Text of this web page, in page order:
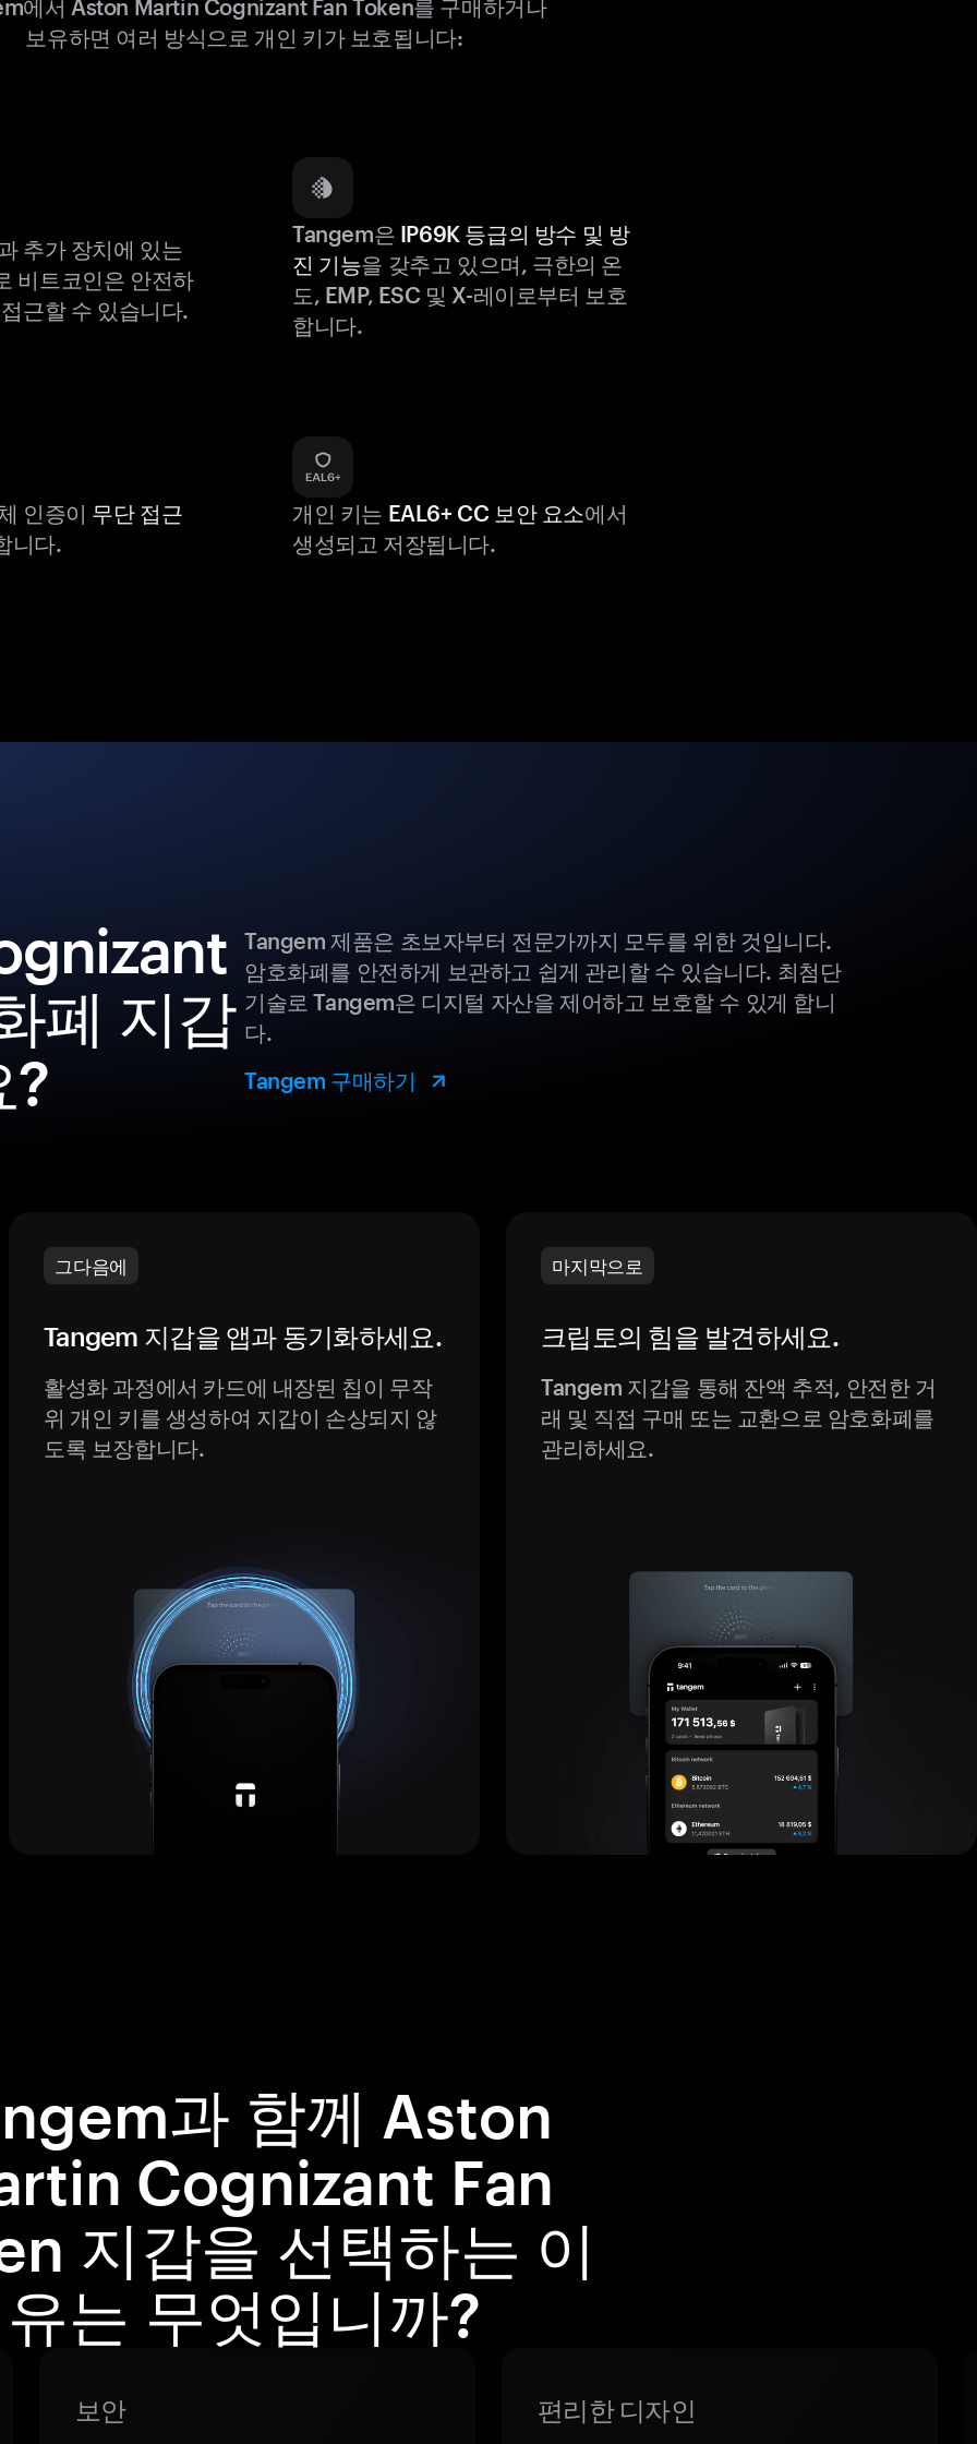
에서 Aston Martin Cognizant Fan Token를 구매하거나
보유하면 여러 방식으로 개인 키가 보호됩니다:
추가 장치에 있는
비트코인은 안전하
근할 수 있습니다.
Tangem은 IP69K 등급의 방수 및 방
진 기능을 갖추고 있으며, 극한의 온
도, EMP, ESC 및 X-레이로부터 보호
합니다.
인증이 무단 접근
니다.
개인 키는 EAL6+ CC 보안 요소에서
생성되고 저장됩니다.
폐 지갑
?
Tangem 제품은 초보자부터 전문가까지 모두를 위한 것입니다.
암호화폐를 안전하게 보관하고 쉽게 관리할 수 있습니다. 최첨단
기술로 Tangem은 디지털 자산을 제어하고 보호할 수 있게 합니
다.
Tangem 구매하기
그다음에
Tangem 지갑을 앱과 동기화하세요.
활성화 과정에서 카드에 내장된 칩이 무작
위 개인 키를 생성하여 지갑이 손상되지 않
도록 보장합니다.
마지막으로
크립토의 힘을 발견하세요.
Tangem 지갑을 통해 잔액 추적, 안전한 거
래 및 직접 구매 또는 교환으로 암호화폐를
관리하세요.
과 함께 Aston
Cognizant Fan
지갑을 선택하는 이
유는 무엇입니까?
보안 편리한 디자인